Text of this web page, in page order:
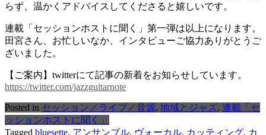
らず、温かくアドバイスしてくださると嬉しいです。
連載「セッションホストに聞く」第一弾は以上になります。
田宮さん、お忙しいなか、インタビューご協力ありがとうご
ざいました。
【ご案内】twitterにて記事の新着をお知らせしています。
https://twitter.com/jazzguitarnote
Posted in セッション／ライブ／音源, 地域とジャズ, 連載「セ
ッションホストに聞く」
Tagged bluesette, アンサンブル, ヴォーカル, カッティング, カ